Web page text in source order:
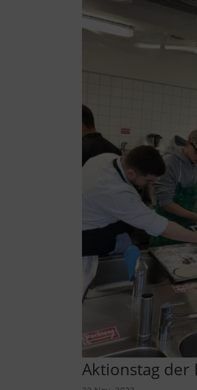
Aktionstag der